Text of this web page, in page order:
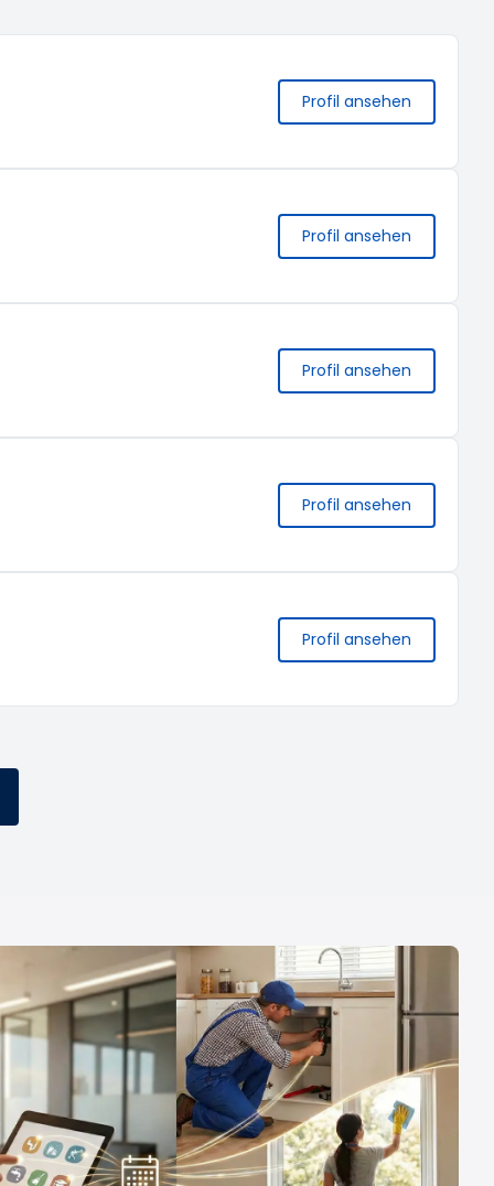
Profil ansehen
Profil ansehen
Profil ansehen
Profil ansehen
Profil ansehen